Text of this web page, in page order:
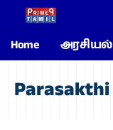
Home அரசியல்
Parasakthi